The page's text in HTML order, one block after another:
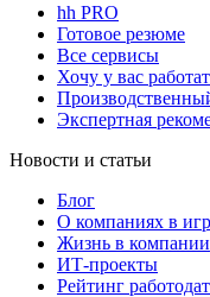
hh PRO
Готовое резюме
Все сервисы
Хочу у вас
Экспертная
Новости и статьи
Блог
О компаниях в
Жизнь в компании
ИТ-проекты
Рейтинг